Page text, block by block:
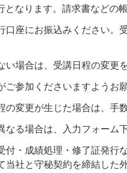
なります。請求書などの
座にお振込みください
場合は、受講日程の変更
参加くださいますようお
変更が生じた場合は、手
る場合は、入力フォーム
付・成績処理・修了証発
当社と守秘契約を締結し